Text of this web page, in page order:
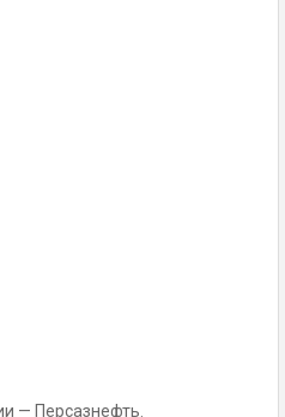
— Персазнефть.